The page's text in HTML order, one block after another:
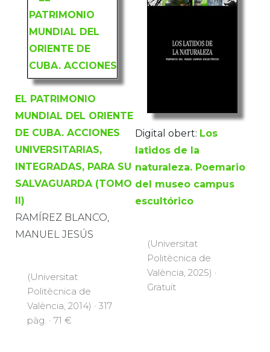
EL PATRIMONIO
MUNDIAL DEL ORIENTE
DE CUBA. ACCIONES
UNIVERSITARIAS,
INTEGRADAS, PARA SU
SALVAGUARDA (TOMO
II)
RAMÍREZ BLANCO,
MANUEL JESÚS
(Universitat
Politècnica de
València, 2014) · 317
pàg. · 71 €
Digital obert: Los
latidos de la
naturaleza. Poemario
del museo campus
escultórico
(Universitat
Politècnica de
València, 2025) ·
Gratuït